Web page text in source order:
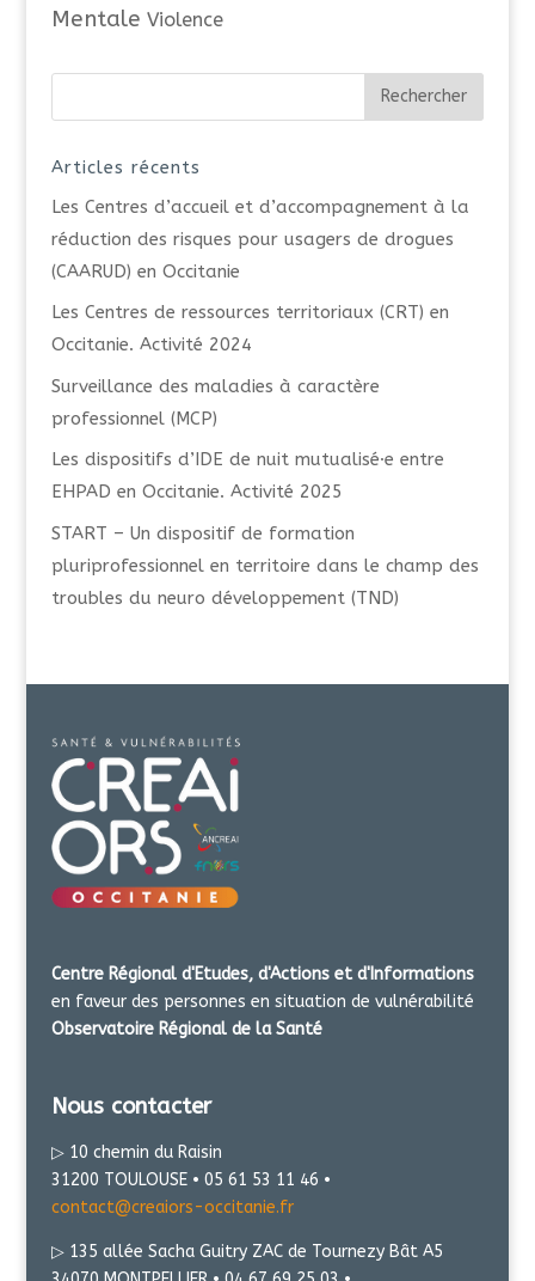
Mentale Violence
Articles récents
Les Centres d’accueil et d’accompagnement à la
réduction des risques pour usagers de drogues
(CAARUD) en Occitanie
Les Centres de ressources territoriaux (CRT) en
Occitanie. Activité 2024
Surveillance des maladies à caractère
professionnel (MCP)
Les dispositifs d’IDE de nuit mutualisé·e entre
EHPAD en Occitanie. Activité 2025
START – Un dispositif de formation
pluriprofessionnel en territoire dans le champ des
troubles du neuro développement (TND)
Centre Régional d'Etudes, d'Actions et d'Informations
en faveur des personnes en situation de vulnérabilité
Observatoire Régional de la Santé
Nous contacter
▷ 10 chemin du Raisin
31200 TOULOUSE • 05 61 53 11 46 •
contact@creaiors-occitanie.fr
▷ 135 allée Sacha Guitry ZAC de Tournezy Bât A5